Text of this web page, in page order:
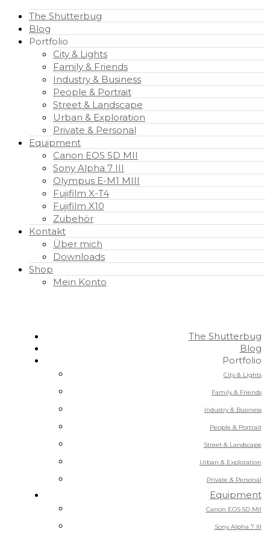
The Shutterbug
Blog
Portfolio
City & Lights
Family & Friends
Industry & Business
People & Portrait
Street & Landscape
Urban & Exploration
Private & Personal
Equipment
Canon EOS 5D MII
Sony Alpha 7 III
Olympus E-M1 MIII
Fujifilm X-T4
Fujifilm X10
Zubehör
Kontakt
Über mich
Downloads
Shop
Mein Konto
The Shutterbug
Blog
Portfolio
City & Lights
Family & Friends
Industry & Business
People & Portrait
Street & Landscape
Urban & Exploration
Private & Personal
Equipment
Canon EOS 5D MII
Sony Alpha 7 III